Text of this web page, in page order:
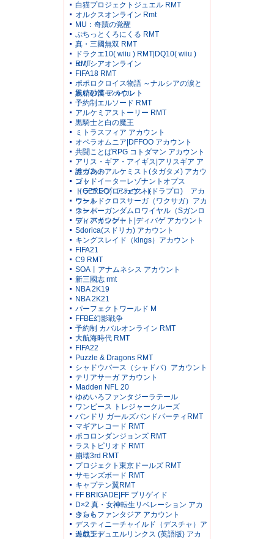
白猫プロジェクトジュエル RMT
オルクスオンライン Rmt
MU：奇蹟の覚醒
ぷちっとくろにくる RMT
真・三國無双 RMT
ドラクエ10( wiiu ) RMT|DQ10( wiiu )
RMT
エリシアオンライン
FIFA18 RMT
ポポロクロイス物語 ～ナルシアの涙と
妖精の笛 アカウント
黒い砂漠モバイル
予約制エルソード RMT
アルケミアストーリー RMT
黒騎士と白の魔王
ミトラスフィア アカウント
オペラオムニア|DFFOO アカウント
共闘ことばRPG コトダマン アカウント
アリス・ギア・アイギス|アリスギア ア
カウント
誰ガ為のアルケミスト(タガタメ) アカウ
ント
ゴッドイーターレゾナントオプス
（GEREO）アカウント
ドラゴンプロジェクト(ドラプロ) アカ
ウント
ワールドクロスサーガ（ワクサガ）アカ
ウント
スーパーガンダムロワイヤル（Sガンロ
ワ）アカウント
ディバインゲート|ディバゲ アカウント
Sdorica(スドリカ) アカウント
キングスレイド（kings）アカウント
FIFA21
C9 RMT
SOA丨アナムネシス アカウント
新三國志 rmt
NBA 2K19
NBA 2K21
パーフェクトワールド M
FFBE幻影戦争
予約制 カバルオンライン RMT
大航海時代 RMT
FIFA22
Puzzle & Dragons RMT
シャドウバース（シャドバ）アカウント
テリアサーガ アカウント
Madden NFL 20
ゆめいろファンタジーラテール
ワンピース トレジャークルーズ
バンドリ ガールズバンドパーティRMT
マギアレコード RMT
ポコロンダンジョンズ RMT
ラストピリオド RMT
崩壊3rd RMT
プロジェクト東京ドールズ RMT
サモンズボード RMT
キャプテン翼RMT
FF BRIGADE|FF ブリゲイド
D×2 真・女神転生リベレーション アカ
ウント
きららファンタジア アカウント
デスティニーチャイルド（デスチャ）ア
カウント
遊戯王デュエルリンクス (英語版) アカ